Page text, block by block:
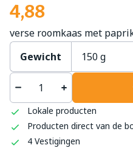
4,88
verse roomkaas met
Gewicht
Lokale producten
Producten direct van de
4 Vestigingen